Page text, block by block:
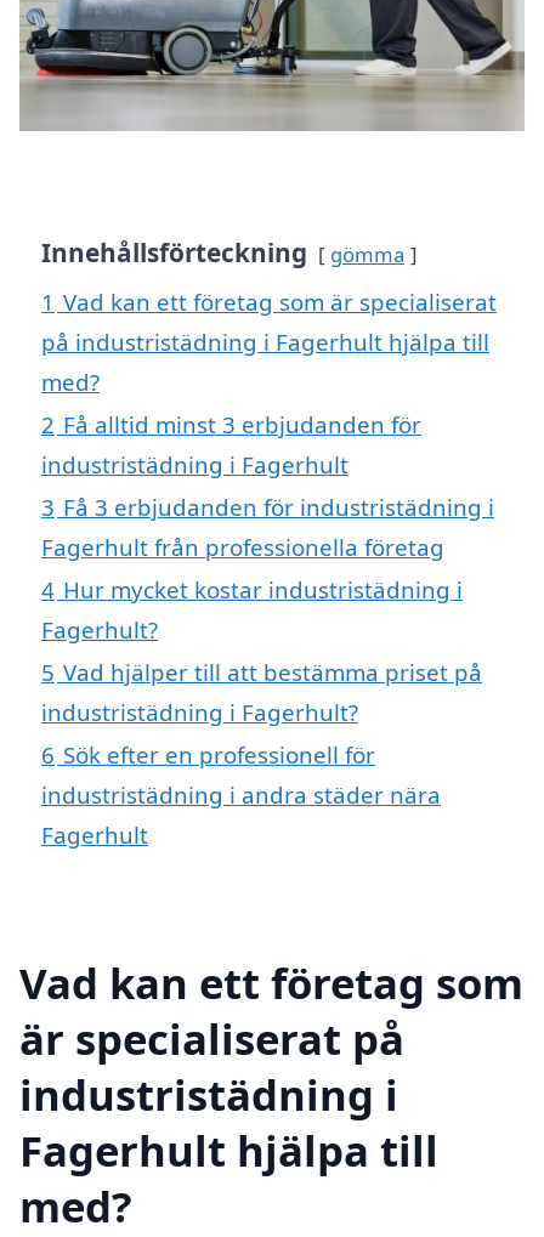
Innehållsförteckning gömma
1 Vad kan ett företag som är specialiserat
på industristädning i Fagerhult hjälpa till
med?
2 Få alltid minst 3 erbjudanden för
industristädning i Fagerhult
3 Få 3 erbjudanden för industristädning i
Fagerhult från professionella företag
4 Hur mycket kostar industristädning i
Fagerhult?
5 Vad hjälper till att bestämma priset på
industristädning i Fagerhult?
6 Sök efter en professionell för
industristädning i andra städer nära
Fagerhult
Vad kan ett företag som
är specialiserat på
industristädning i
Fagerhult hjälpa till
med?